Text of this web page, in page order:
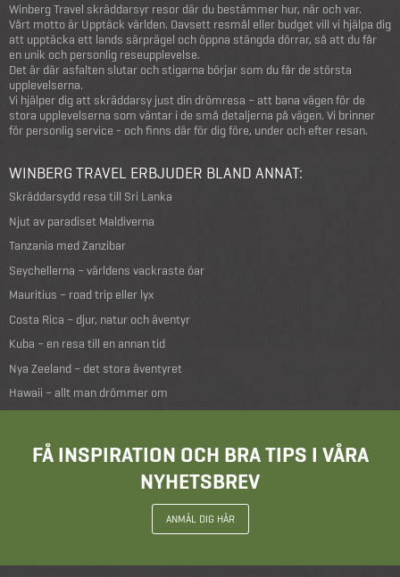
Winberg Travel skräddarsyr resor där du bestämmer hur, när och var.
Vårt motto är Upptäck världen. Oavsett resmål eller budget vill vi hjälpa dig
att upptäcka ett lands särprägel och öppna stängda dörrar, så att du får
en unik och personlig reseupplevelse.
Det är där asfalten slutar och stigarna börjar som du får de största
upplevelserna.
Vi hjälper dig att skräddarsy just din drömresa – att bana vägen för de
stora upplevelserna som väntar i de små detaljerna på vägen. Vi brinner
för personlig service - och finns där för dig före, under och efter resan.
WINBERG TRAVEL ERBJUDER BLAND ANNAT:
Skräddarsydd resa till Sri Lanka
Njut av paradiset Maldiverna
Tanzania med Zanzibar
Seychellerna – världens vackraste öar
Mauritius – road trip eller lyx
Costa Rica – djur, natur och äventyr
Kuba – en resa till en annan tid
Nya Zeeland – det stora äventyret
Hawaii – allt man drömmer om
FÅ INSPIRATION OCH BRA TIPS I VÅRA
NYHETSBREV
ANMÄL DIG HÄR